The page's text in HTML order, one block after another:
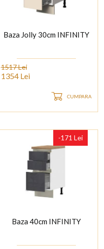
Baza Jolly 30cm INFINITY
1517 Lei
1354 Lei
CUMPARA
-171 Lei
Baza 40cm INFINITY